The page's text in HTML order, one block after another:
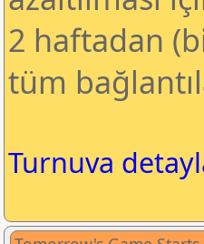
2 haftadan
tüm
Turnuva